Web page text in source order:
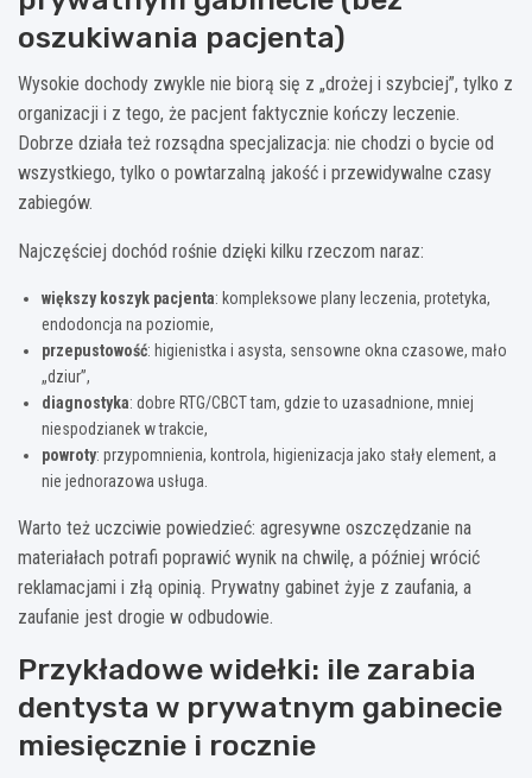
oszukiwania pacjenta)
Wysokie dochody zwykle nie biorą się z „drożej i szybciej”, tylko z
organizacji i z tego, że pacjent faktycznie kończy leczenie.
Dobrze działa też rozsądna specjalizacja: nie chodzi o bycie od
wszystkiego, tylko o powtarzalną jakość i przewidywalne czasy
zabiegów.
Najczęściej dochód rośnie dzięki kilku rzeczom naraz:
większy koszyk pacjenta: kompleksowe plany leczenia, protetyka,
endodoncja na poziomie,
przepustowość: higienistka i asysta, sensowne okna czasowe, mało
„dziur”,
diagnostyka: dobre RTG/CBCT tam, gdzie to uzasadnione, mniej
niespodzianek w trakcie,
powroty: przypomnienia, kontrola, higienizacja jako stały element, a
nie jednorazowa usługa.
Warto też uczciwie powiedzieć: agresywne oszczędzanie na
materiałach potrafi poprawić wynik na chwilę, a później wrócić
reklamacjami i złą opinią. Prywatny gabinet żyje z zaufania, a
zaufanie jest drogie w odbudowie.
Przykładowe widełki: ile zarabia
dentysta w prywatnym gabinecie
miesięcznie i rocznie